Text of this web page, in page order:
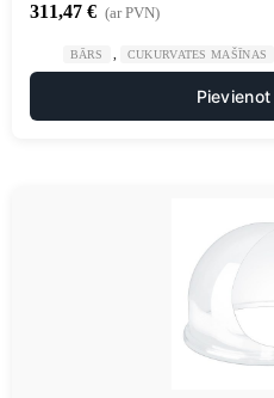
311,47 € (ar PVN)
BĀRS CUKURVATES MAŠĪNAS